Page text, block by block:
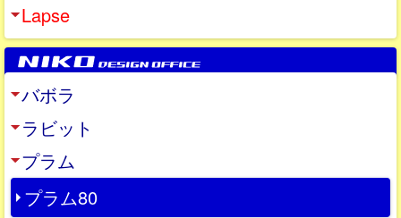
Lapse
バボラ
ラビット
プラム
プラム80